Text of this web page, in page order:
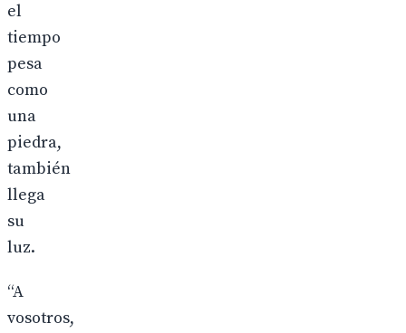
el
tiempo
pesa
como
una
piedra,
también
llega
su
luz.
“A
vosotros,